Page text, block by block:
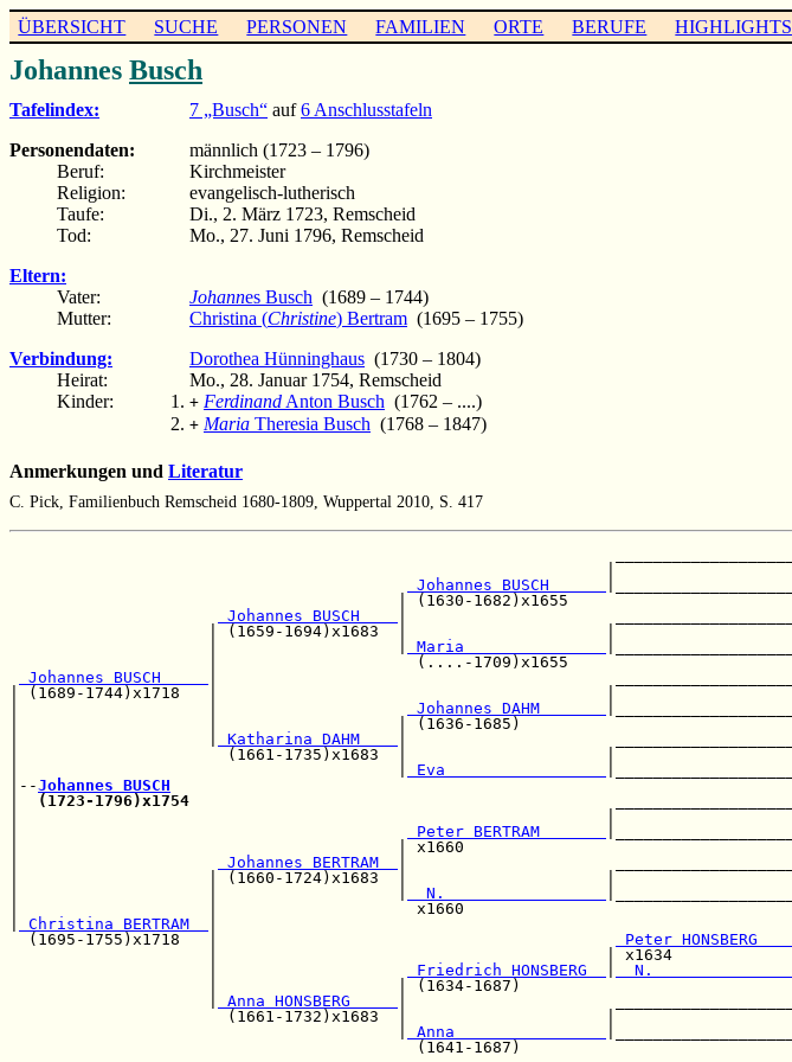
ÜBERSICHT SUCHE PERSONEN FAMILIEN ORTE BERUFE HIGHLIGHTS
Johannes Busch
Tafelindex: 7 „Busch“ auf6 Anschlusstafeln
Personendaten:
männlich (1723 – 1796)
Beruf:
Kirchmeister
Religion:
evangelisch-lutherisch
Taufe:
Di., 2. März 1723, Remscheid
Tod:
Mo., 27. Juni 1796, Remscheid
Eltern:
Vater:
Johannes Busch (1689 – 1744)
Mutter:
Christina (Christine) Bertram (1695 – 1755)
Verbindung:
Dorothea Hünninghaus (1730 – 1804)
Heirat:
Mo., 28. Januar 1754, Remscheid
Kinder:
+ Ferdinand Anton Busch (1762 – ....)
+ Maria Theresia Busch (1768 – 1847)
Anmerkungen und Literatur
C. Pick, Familienbuch Remscheid 1680-1809, Wuppertal 2010, S. 417
Johannes BUSCH
                                         | (1630-1682)x1655
Johannes BUSCH
                     | (1659-1694)x1683  |                     |
Maria
                     |                     (....-1709)x1655
Johannes BUSCH
| (1689-1744)x1718   |                                         |
Johannes DAHM
|                    |                   | (1636-1685)
Katharina DAHM
|                      (1661-1735)x1683  |                     |
Eva
|--Johannes BUSCH
(1723-1796)x1754
Peter BERTRAM
|                                        | x1660
Johannes BERTRAM
|                    | (1660-1724)x1683  |                     |
  N.
|                    |                     x1660
Christina BERTRAM
  (1695-1755)x1718   |
Peter HONSBERG
                     |                                         | x1634
Friedrich HONSBERG
  N.
                     |                   | (1634-1687)
Anna HONSBERG
                       (1661-1732)x1683  |                     |
Anna